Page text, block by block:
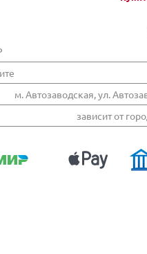
м. Автозаводская, ул.
зависит от